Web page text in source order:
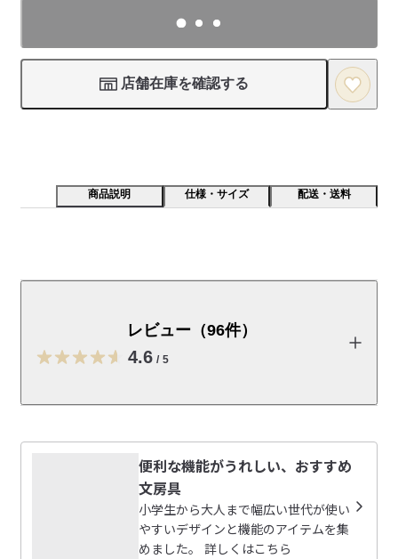
店舗在庫を確認する
商品説明 仕様・サイズ 配送・送料
【価格改定のお知らせ】 ネットストア価格改定日：2026年9月4
日（金）10:00～
ご注文時点の価格が適用されます。
取扱説明書（PDF：0MB）
レビュー（96件）
4.6 / 5
便利な機能がうれしい、おすすめ
文房具
小学生から大人まで幅広い世代が使い
やすいデザインと機能のアイテムを集
めました。 詳しくはこちら